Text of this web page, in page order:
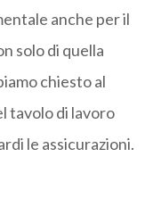
anche per il
solo di quella
chiesto al
tavolo di lavoro
le assicurazioni.